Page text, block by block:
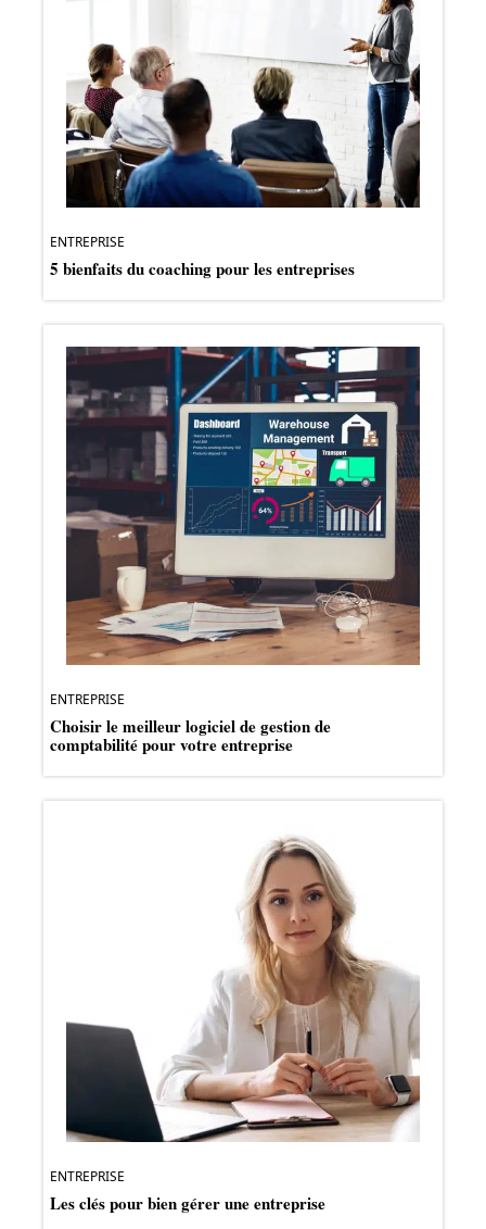
ENTREPRISE
5 bienfaits du coaching pour les entreprises
ENTREPRISE
Choisir le meilleur logiciel de gestion de
comptabilité pour votre entreprise
ENTREPRISE
Les clés pour bien gérer une entreprise